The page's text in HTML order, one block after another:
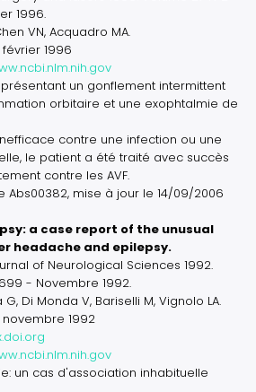
1996.
VN, Acquadro MA.
1996
un gonflement intermittent
orbitaire et une exophtalmie de
contre une infection ou une
le patient a été traité avec succès
contre les AVF.
Abs00382, mise à jour le 14/09/2006
a case report of the unusual
headache and epilepsy.
of Neurological Sciences 1992.
- Novembre 1992.
Di Monda V, Bariselli M, Vignolo LA.
1992
un cas d'association inhabituelle